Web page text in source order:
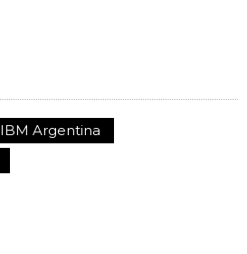
IBM Argentina